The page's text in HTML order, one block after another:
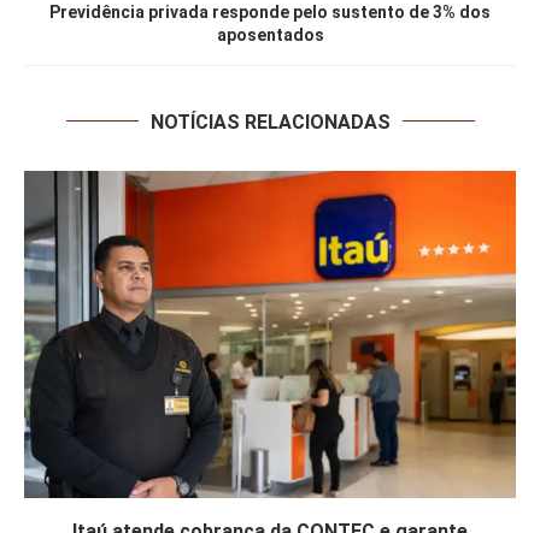
Previdência privada responde pelo sustento de 3% dos
aposentados
NOTÍCIAS RELACIONADAS